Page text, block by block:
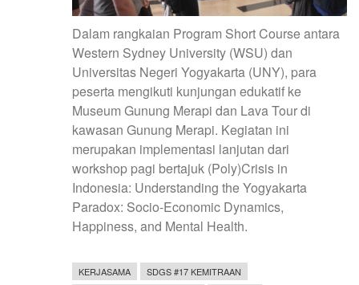
Dalam rangkaian Program Short Course antara
Western Sydney University (WSU) dan
Universitas Negeri Yogyakarta (UNY), para
peserta mengikuti kunjungan edukatif ke
Museum Gunung Merapi dan Lava Tour di
kawasan Gunung Merapi. Kegiatan ini
merupakan implementasi lanjutan dari
workshop pagi bertajuk (Poly)Crisis in
Indonesia: Understanding the Yogyakarta
Paradox: Socio-Economic Dynamics,
Happiness, and Mental Health.
KERJASAMA
SDGS #17 KEMITRAAN